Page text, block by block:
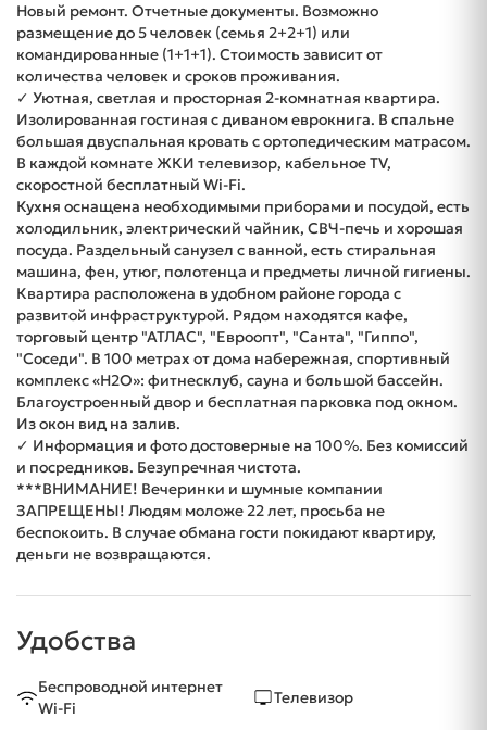
Новый ремонт. Отчетные документы. Возможно
размещение до 5 человек (семья 2+2+1) или
командированные (1+1+1). Стоимость зависит от
количества человек и сроков проживания.
✓ Уютная, светлая и просторная 2-комнатная квартира.
Изолированная гостиная с диваном еврокнига. В спальне
большая двуспальная кровать с ортопедическим матрасом.
В каждой комнате ЖКИ телевизор, кабельное TV,
скоростной бесплатный Wi-Fi.
Кухня оснащена необходимыми приборами и посудой, есть
холодильник, электрический чайник, СВЧ-печь и хорошая
посуда. Раздельный санузел с ванной, есть стиральная
машина, фен, утюг, полотенца и предметы личной гигиены.
Квартира расположена в удобном районе города с
развитой инфраструктурой. Рядом находятся кафе,
торговый центр "АТЛАС", "Евроопт", "Санта", "Гиппо",
"Соседи". В 100 метрах от дома набережная, спортивный
комплекс «H2O»: фитнесклуб, сауна и большой бассейн.
Благоустроенный двор и бесплатная парковка под окном.
Из окон вид на залив.
✓ Информация и фото достоверные на 100%. Без комиссий
и посредников. Безупречная чистота.
***ВНИМАНИЕ! Вечеринки и шумные компании
ЗАПРЕЩЕНЫ! Людям моложе 22 лет, просьба не
беспокоить. В случае обмана гости покидают квартиру,
деньги не возвращаются.
Удобства
Беспроводной интернет
Wi-Fi
Телевизор